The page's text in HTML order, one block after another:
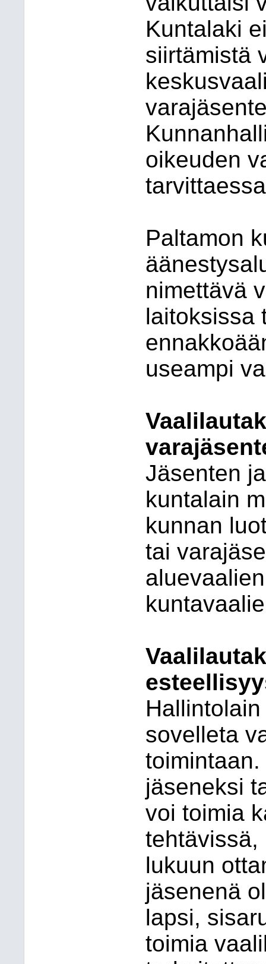
Kuntalaki
siirtämistä
oikeuden
Paltamon
nimettävä
laitoksissa
useampi
Jäsenten
kuntalain
kunnan
tai
sovelleta
jäseneksi
voi toimia
tehtävissä,
lukuun
jäsenenä
lapsi,
toimia